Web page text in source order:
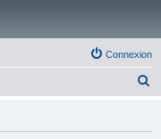
Connexion